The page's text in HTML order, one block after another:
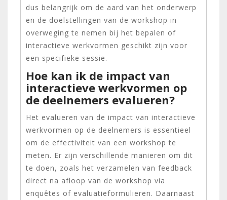
dus belangrijk om de aard van het onderwerp
en de doelstellingen van de workshop in
overweging te nemen bij het bepalen of
interactieve werkvormen geschikt zijn voor
een specifieke sessie.
Hoe kan ik de impact van
interactieve werkvormen op
de deelnemers evalueren?
Het evalueren van de impact van interactieve
werkvormen op de deelnemers is essentieel
om de effectiviteit van een workshop te
meten. Er zijn verschillende manieren om dit
te doen, zoals het verzamelen van feedback
direct na afloop van de workshop via
enquêtes of evaluatieformulieren. Daarnaast